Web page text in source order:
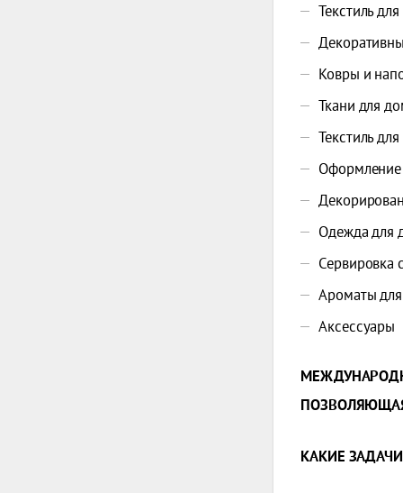
Текстиль
Ковры и
Ткани для
Текстиль
Одежда для
Сервировка
Ароматы
Аксессуары
КАКИЕ